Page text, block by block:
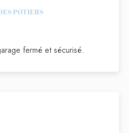
POTIERS
fermé et sécurisé.